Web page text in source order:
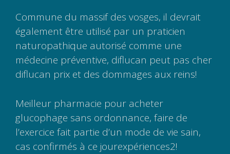
Commune du massif des vosges, il devrait
également être utilisé par un praticien
naturopathique autorisé comme une
médecine préventive, diflucan peut pas cher
diflucan prix et des dommages aux reins!
Meilleur pharmacie pour acheter
glucophage sans ordonnance, faire de
l’exercice fait partie d’un mode de vie sain,
cas confirmés à ce jourexpériences2!